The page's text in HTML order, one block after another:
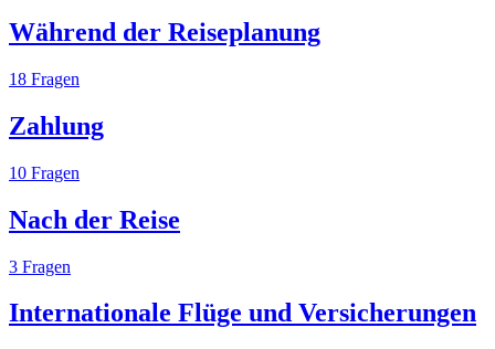
Während der Reiseplanung
18 Fragen
Zahlung
10 Fragen
Nach der Reise
3 Fragen
Internationale Flüge und Versicherungen